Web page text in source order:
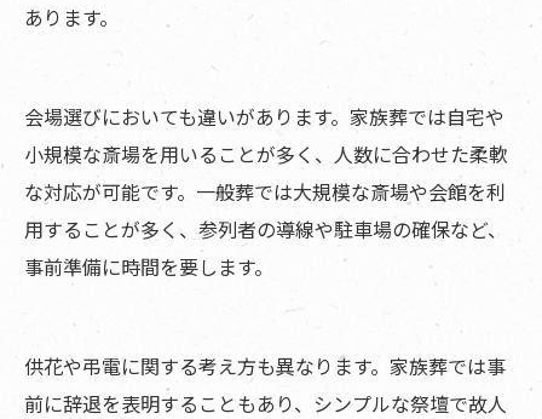
あります。
会場選びにおいても違いがあります。家族葬では自宅や
小規模な斎場を用いることが多く、人数に合わせた柔軟
な対応が可能です。一般葬では大規模な斎場や会館を利
用することが多く、参列者の導線や駐車場の確保など、
事前準備に時間を要します。
供花や弔電に関する考え方も異なります。家族葬では事
前に辞退を表明することもあり、シンプルな祭壇で故人